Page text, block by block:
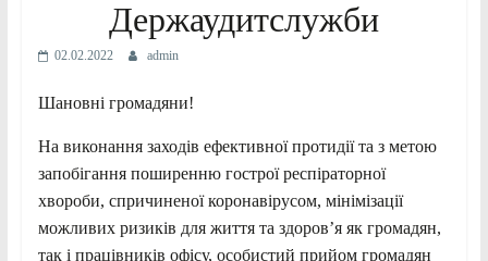
Держаудитслужби
02.02.2022 admin
Шановні громадяни!
На виконання заходів ефективної протидії та з метою
запобігання поширенню гострої респіраторної
хвороби, спричиненої коронавірусом, мінімізації
можливих ризиків для життя та здоров’я як громадян,
так і працівників офісу, особистий прийом громадян